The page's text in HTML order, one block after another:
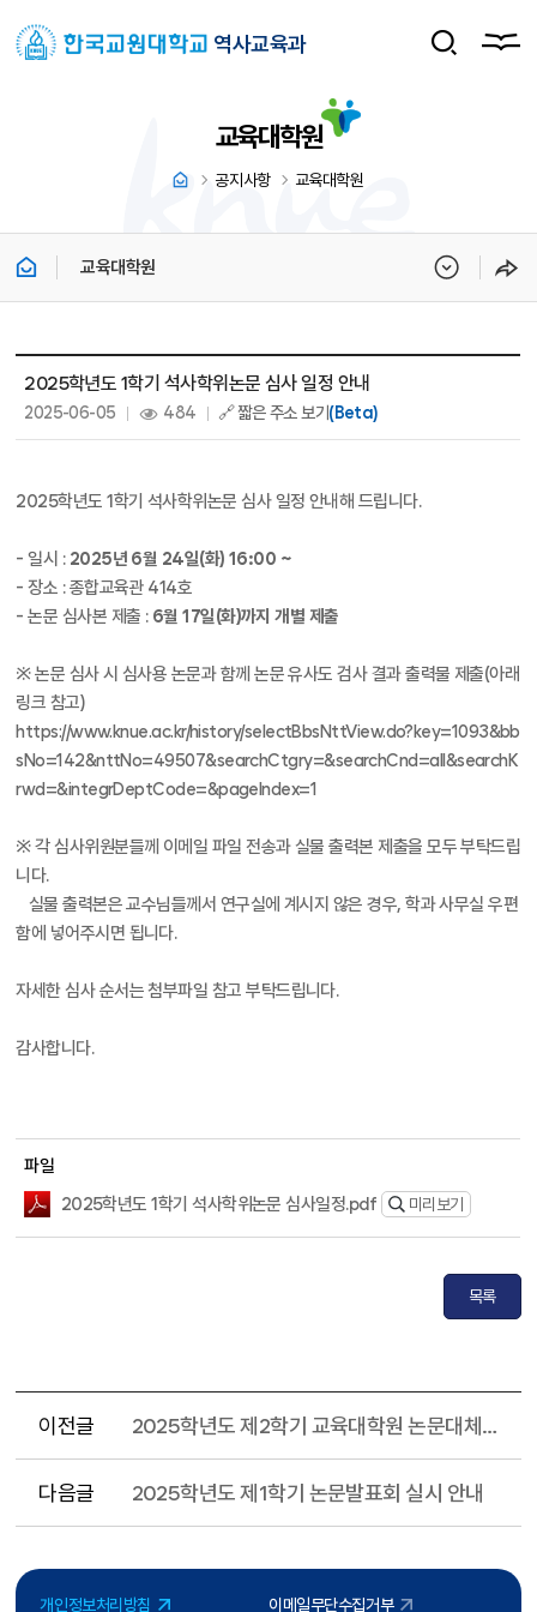
역사교육과
교육대학원
공지사항 교육대학원
교육대학원
2025학년도 1학기 석사학위논문 심사 일정 안내
2025-06-05 484 🔗 짧은 주소 보기(Beta)
2025학년도 1학기 석사학위논문 심사 일정 안내해 드립니다.
- 일시 : 2025년 6월 24일(화) 16:00 ~
- 장소 : 종합교육관 414호
- 논문 심사본 제출 : 6월 17일(화)까지 개별 제출
※ 논문 심사 시 심사용 논문과 함께 논문 유사도 검사 결과 출력물 제출(아래
링크 참고)
https://www.knue.ac.kr/history/selectBbsNttView.do?key=1093&bb
sNo=142&nttNo=49507&searchCtgry=&searchCnd=all&searchK
rwd=&integrDeptCode=&pageIndex=1
※ 각 심사위원분들께 이메일 파일 전송과 실물 출력본 제출을 모두 부탁드립
니다.
실물 출력본은 교수님들께서 연구실에 계시지 않은 경우, 학과 사무실 우편
함에 넣어주시면 됩니다.
자세한 심사 순서는 첨부파일 참고 부탁드립니다.
감사합니다.
파일
2025학년도 1학기 석사학위논문 심사일정.pdf
미리보기
목록
이전글 2025학년도 제2학기 교육대학원 논문대체학점 이수제 추진 계획
다음글 2025학년도 제1학기 논문발표회 실시 안내
개인정보처리방침 이메일무단수집거부